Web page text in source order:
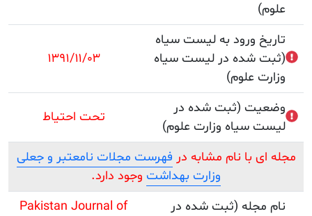
۱۳۹۱/۱۱/۰۳
ورود به لیست سیاه
در لیست سیاه
علوم)
تحت احتیاط
(ثبت شده در
وزارت علوم)
با نام مشابه در فهرست مجلات نامعتبر و جعلی
وزارت بهداشتوجود دارد.
Pakistan Journal of
(ثبت شده در